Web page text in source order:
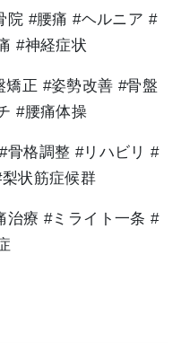
院 #腰痛 #ヘルニア #
#神経症状
正 #姿勢改善 #骨盤
#腰痛体操
骨格調整 #リハビリ #
状筋症候群
治療 #ミライト一条 #